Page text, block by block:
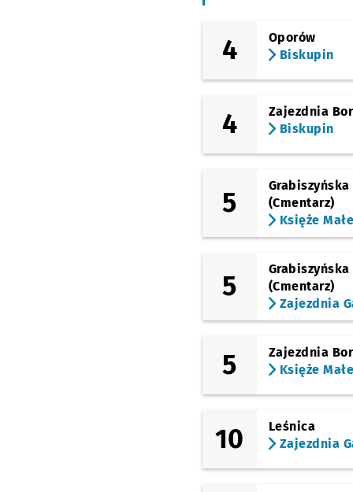
Smolecka
(Piłsudskiego)
Pl. Orląt Lwowskich
(Piłsudskiego)
(Piłsudskiego)
Arkady (Capitol)
(Kołłątaja)
Bastion Sakwowy
(św. Katarzyny)
Pl. Nowy Targ
(Piaskowa)
Pl. Bema
4
Oporów
Biskupin
4
Zajezdnia
Biskupin
5
Grabiszyńska
(Cmentarz)
Księże Małe
5
Grabiszyńska
(Cmentarz)
Zajezdnia
5
Zajezdnia
Księże Małe
10
Leśnica
Zajezdnia